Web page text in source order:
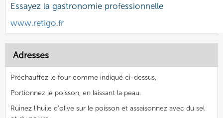
Essayez la gastronomie professionnelle
www.retigo.fr
Adresses
Préchauffez le four comme indiqué ci-dessus,
Portionnez le poisson, en laissant la peau.
Ruinez l'huile d'olive sur le poisson et assaisonnez avec du sel